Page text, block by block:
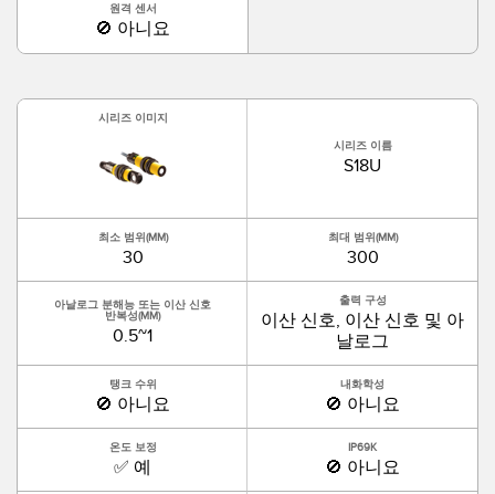
원격 센서
🚫 아니요
시리즈 이미지
시리즈 이름
S18U
최소 범위(MM)
30
최대 범위(MM)
300
아날로그 분해능 또는 이산 신호
반복성(MM)
0.5~1
출력 구성
이산 신호, 이산 신호 및 아
날로그
탱크 수위
🚫 아니요
내화학성
🚫 아니요
온도 보정
✅ 예
IP69K
🚫 아니요